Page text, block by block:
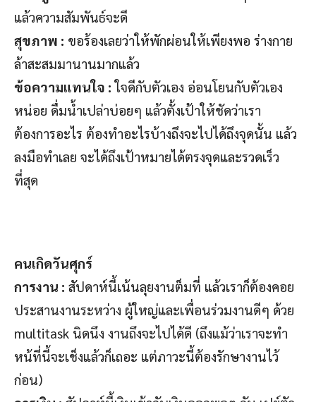
แล้วความสัมพันธ์จะดี
สุขภาพ : ขอร้องเลยว่าให้พักผ่อนให้เพียงพอ ร่างกาย
ล้าสะสมมานานมากแล้ว
ข้อความแทนใจ : ใจดีกับตัวเอง อ่อนโยนกับตัวเอง
หน่อย ดื่มน้ำเปล่าบ่อยๆ แล้วตั้งเป้าให้ชัดว่าเรา
ต้องการอะไร ต้องทำอะไรบ้างถึงจะไปได้ถึงจุดนั้น แล้ว
ลงมือทำเลย จะได้ถึงเป้าหมายได้ตรงจุดและรวดเร็ว
ที่สุด
คนเกิดวันศุกร์
การงาน : สัปดาห์นี้เน้นลุยงานต็มที่ แล้วเราก็ต้องคอย
ประสานงานระหว่าง ผู้ใหญ่และเพื่อนร่วมงานดีๆ ด้วย
multitask นิดนึง งานถึงจะไปได้ดี (ถึงแม้ว่าเราจะทำ
หน้ที่นี้จะเช็งแล้วก็เถอะ แต่ภาวะนี้ต้องรักษางานไว้
ก่อน)